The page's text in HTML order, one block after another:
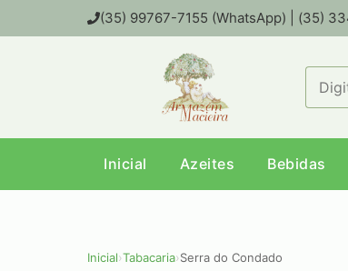
(35) 99767-7155 (WhatsApp) | (35)
Inicial Azeites Bebidas
Inicial›Tabacaria›Serra do Condado